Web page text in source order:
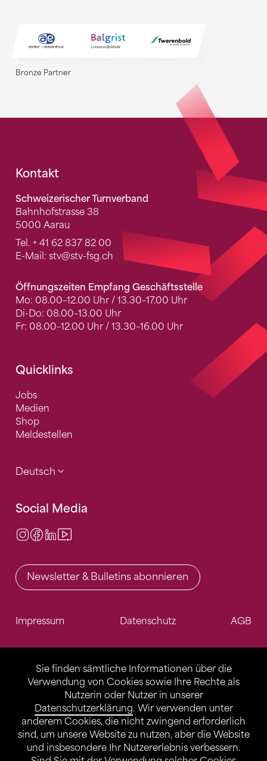
Sie finden sämtliche Informationen über die
Verwendung von Cookies sowie Ihre Rechte als
Nutzerin oder Nutzer in unserer
Datenschutzerklärung. Wir verwenden unter
anderem Cookies, die nicht zwingend erforderlich
sind, um unsere Website zu nutzen, aber die Website
und insbesondere Ihr Nutzererlebnis verbessern.
Bronze Partner
Fusszeile
Kontakt
Schweizerischer Turnverband
Bahnhofstrasse 38
5000 Aarau
Tel. + 41 62 837 82 00
E-Mail: stv@stv-fsg.ch
Öffnungszeiten Empfang Geschäftsstelle
Mo: 08.00–12.00 Uhr / 13.30–17.00 Uhr
Di-Do: 08.00–13.00 Uhr
Fr: 08.00–12.00 Uhr / 13.30–16.00 Uhr
Quicklinks
Jobs
Medien
Shop
Meldestellen
Deutsch
Social Media
Instagram
Facebook
LinkedIn
Newsletter & Bulletins abonnieren
Impressum Datenschutz AGB